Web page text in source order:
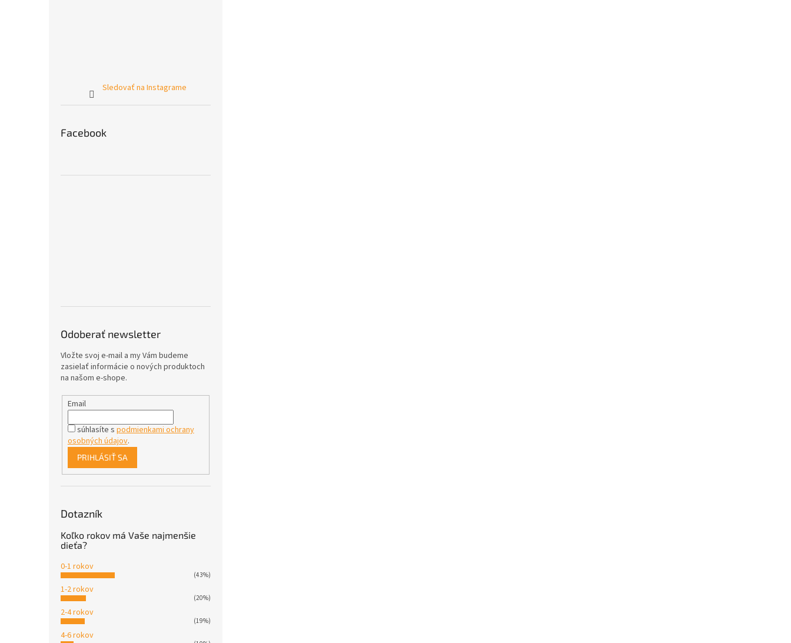
Sledovať na Instagrame
Facebook
Odoberať newsletter
Vložte svoj e-mail a my Vám budeme
zasielať informácie o nových produktoch
na našom e-shope.
Email
súhlasíte s podmienkami ochrany
osobných údajov.
PRIHLÁSIŤ SA
Dotazník
Koľko rokov má Vaše najmenšie
dieťa?
0-1 rokov
(43%)
1-2 rokov
(20%)
2-4 rokov
(19%)
4-6 rokov